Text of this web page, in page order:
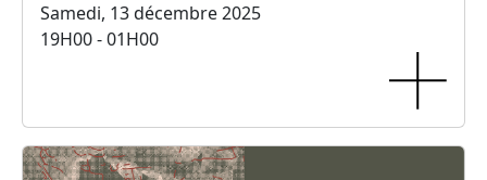
Samedi, 13 décembre 2025
19H00 - 01H00